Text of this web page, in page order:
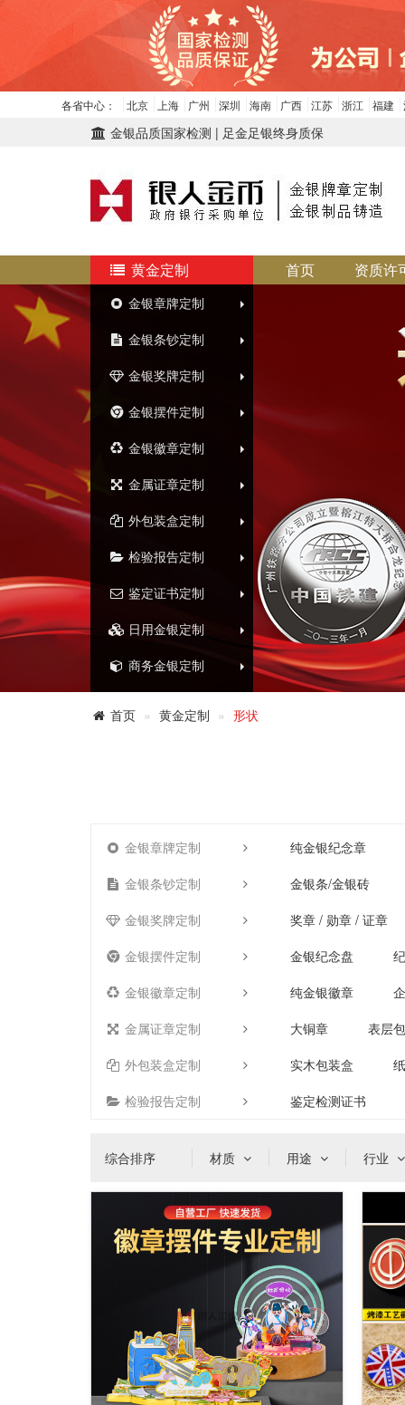
各省中心： 北京 上海 广州 深圳 海南 广西 江苏 浙江 福建
金银品质国家检测 | 足金足银终身质保
黄金定制
金银章牌定制
金银条钞定制
金银奖牌定制
金银摆件定制
金银徽章定制
金属证章定制
外包装盒定制
检验报告定制
鉴定证书定制
日用金银定制
商务金银定制
首页 资质许
首页 黄金定制 形状
金银章牌定制
纯金银纪念章
金银条钞定制
金银条/金银砖
金银奖牌定制
奖章 / 勋章 / 证章
金银摆件定制
金银纪念盘
金银徽章定制
纯金银徽章
金属证章定制
大铜章
表层
外包装盒定制
实木包装盒
检验报告定制
鉴定检测证书
综合排序 材质 用途 行业